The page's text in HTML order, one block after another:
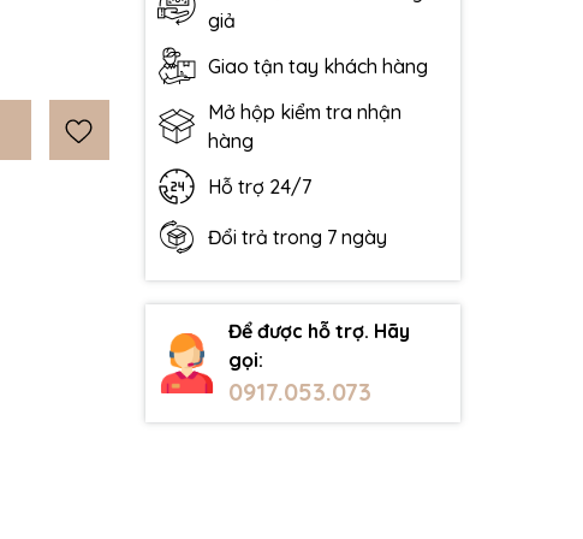
giả
Giao tận tay khách hàng
Mở hộp kiểm tra nhận
hàng
Hỗ trợ 24/7
Đổi trả trong 7 ngày
Để được hỗ trợ. Hãy
gọi:
0917.053.073